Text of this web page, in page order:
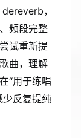
，
频段完整
试重新提
曲，理解
“用于练唱
少反复提纯